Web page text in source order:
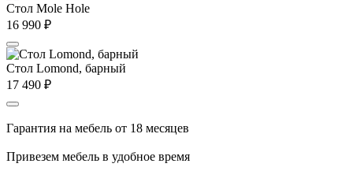
Стол Mole Hole
16 990 ₽
Стол Lomond, барный
17 490 ₽
Гарантия на мебель от 18 месяцев
Привезем мебель в удобное время